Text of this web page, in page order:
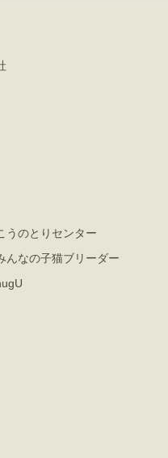
うのとりセンター
んなの子猫ブリーダー